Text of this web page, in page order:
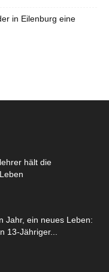
in Eilenburg eine
hält die
Jahr, ein neues Leben:
13-Jähriger...